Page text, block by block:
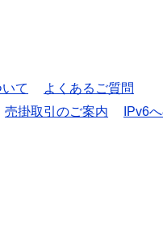
て
よくあるご質問
売掛取引のご案内
IPv6